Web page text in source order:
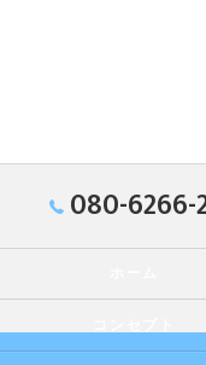
080-6266-